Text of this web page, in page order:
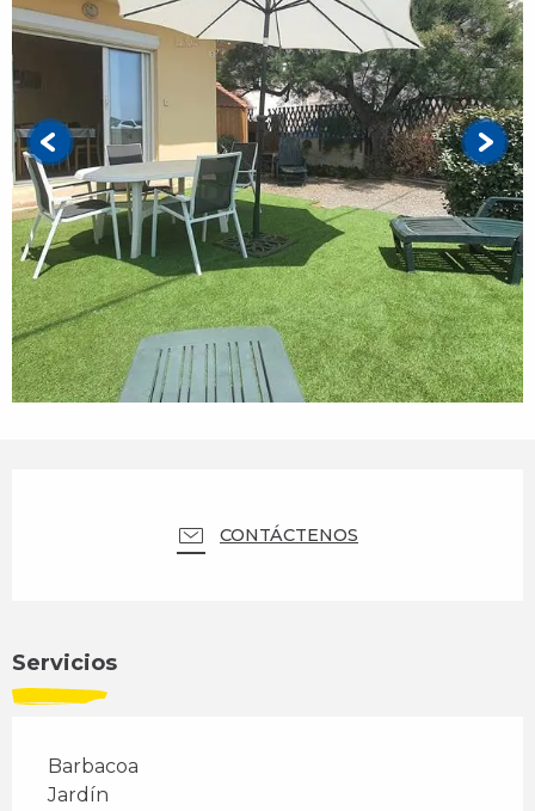
CONTÁCTENOS
Servicios
Barbacoa
Jardín